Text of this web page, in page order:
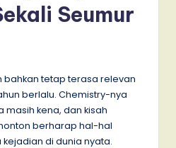
Seumur
tetap terasa relevan
berlalu. Chemistry-nya
masih kena, dan kisah
berharap hal-hal
kejadian di dunia nyata.